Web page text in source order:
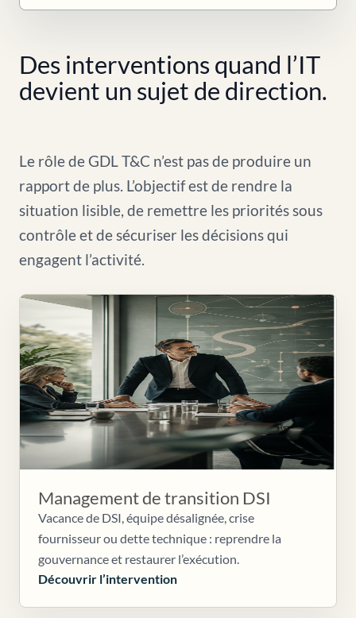
Des interventions quand l’IT
devient un sujet de direction.
Le rôle de GDL T&C n’est pas de produire un
rapport de plus. L’objectif est de rendre la
situation lisible, de remettre les priorités sous
contrôle et de sécuriser les décisions qui
engagent l’activité.
Management de transition DSI
Vacance de DSI, équipe désalignée, crise
fournisseur ou dette technique : reprendre la
gouvernance et restaurer l’exécution.
Découvrir l’intervention